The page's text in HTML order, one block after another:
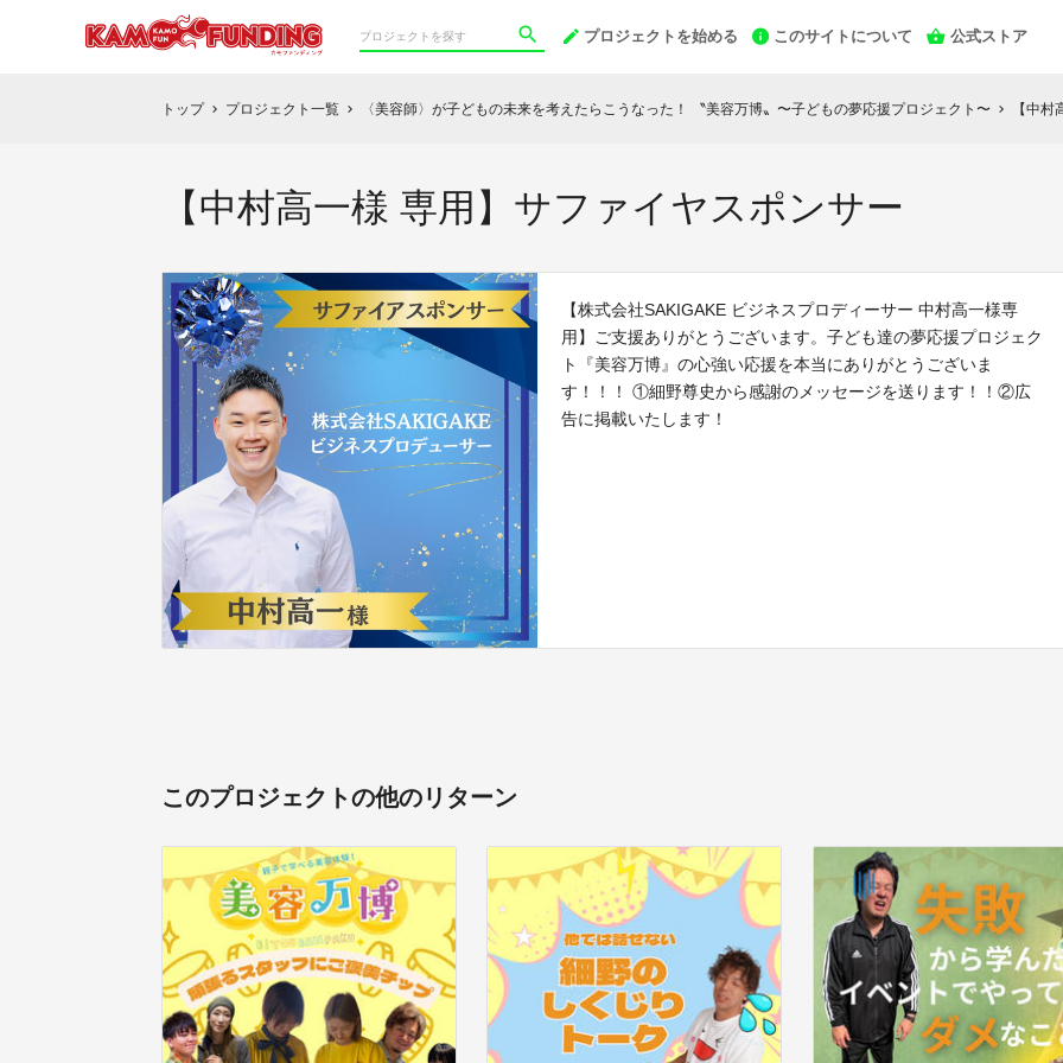
プロジェクトを始める このサイトについて 公式ストア
トップ chevron_right プロジェクト一覧 chevron_right 〈美容師〉が子どもの未来を考えたらこうなった！ 〝美容万博〟〜子どもの夢応援プロジェクト〜 chevron_right 【中
【中村高一様 専用】サファイヤスポンサー
【株式会社SAKIGAKE ビジネスプロディーサー 中村高一様専
用】ご支援ありがとうございます。子ども達の夢応援プロジェク
ト『美容万博』の心強い応援を本当にありがとうございま
す！！！ ①細野尊史から感謝のメッセージを送ります！！②広
告に掲載いたします！
このプロジェクトの他のリターン